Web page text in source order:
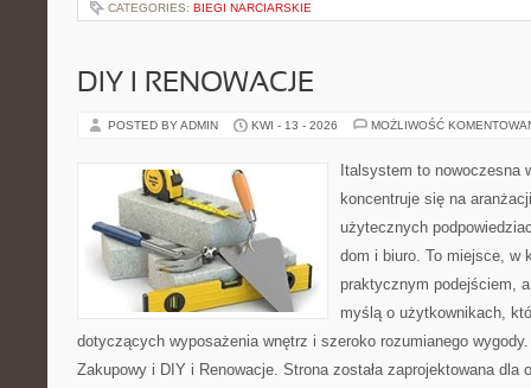
CATEGORIES: BIEGI NARCIARSKIE
DIY I RENOWACJE
POSTED BY ADMIN KWI - 13 - 2026 MOŻLIWOŚĆ
Italsystem to nowoczesna
koncentruje się na
użytecznych
dom i biuro. To miejsce, w
praktycznym podejściem,
myślą o użytkownikach,
dotyczących wyposażenia wnętrz i szeroko rozumianego
Zakupowy i DIY i Renowacje. Strona została zaprojektowana dla